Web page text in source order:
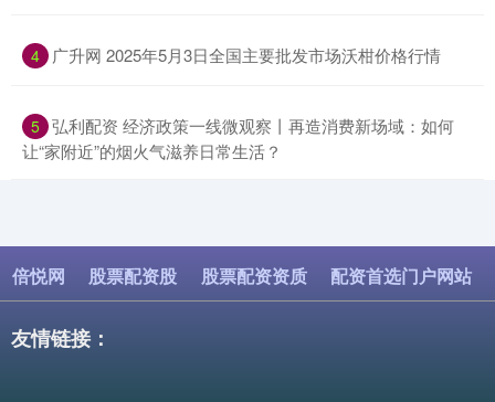
4 ​广升网 2025年5月3日全国主要批发市场沃柑价格行情
5 ​弘利配资 经济政策一线微观察丨再造消费新场域：如何
让“家附近”的烟火气滋养日常生活？
倍悦网 股票配资股 股票配资资质 配资首选门户网站
友情链接：